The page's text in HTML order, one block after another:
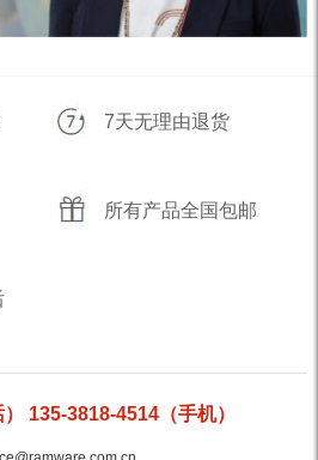
7天无理由退货
所有产品全国包邮
135-3818-4514（手机）